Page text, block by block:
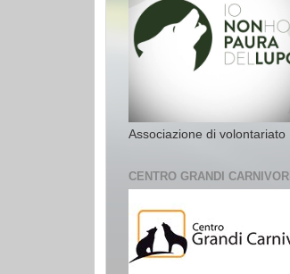
Associazione di volontariato
CENTRO GRANDI CARNIVORI